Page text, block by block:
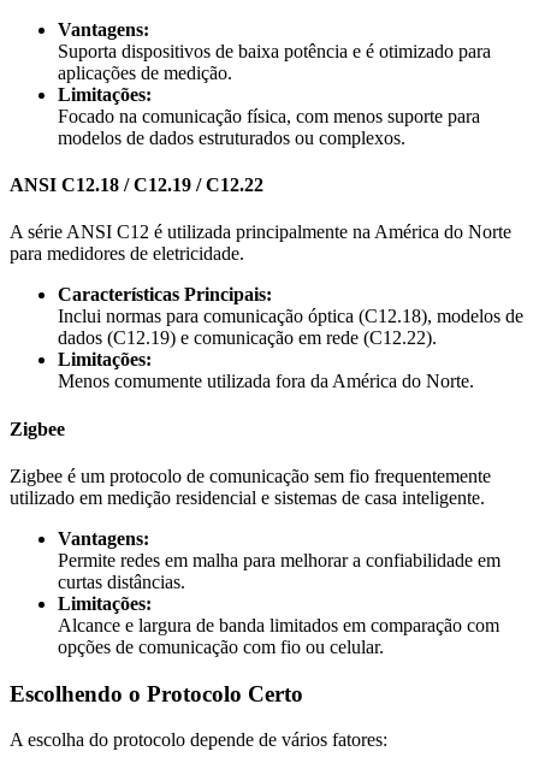
Vantagens:
Suporta dispositivos de baixa potência e é otimizado para
aplicações de medição.
Limitações:
Focado na comunicação física, com menos suporte para
modelos de dados estruturados ou complexos.
ANSI C12.18 / C12.19 / C12.22
A série ANSI C12 é utilizada principalmente na América do Norte
para medidores de eletricidade.
Características Principais:
Inclui normas para comunicação óptica (C12.18), modelos de
dados (C12.19) e comunicação em rede (C12.22).
Limitações:
Menos comumente utilizada fora da América do Norte.
Zigbee
Zigbee é um protocolo de comunicação sem fio frequentemente
utilizado em medição residencial e sistemas de casa inteligente.
Vantagens:
Permite redes em malha para melhorar a confiabilidade em
curtas distâncias.
Limitações:
Alcance e largura de banda limitados em comparação com
opções de comunicação com fio ou celular.
Escolhendo o Protocolo Certo
A escolha do protocolo depende de vários fatores: